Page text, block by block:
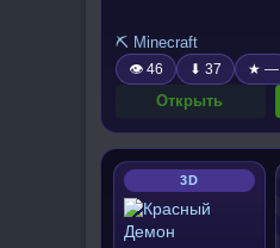
⛏️ Minecraft
👁 46 ⬇ 37 ★ —
Открыть
3D